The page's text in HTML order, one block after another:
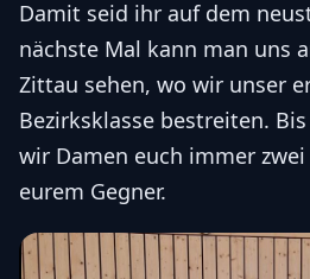
Damit seid ihr auf dem
nächste Mal kann man uns
Zittau sehen, wo wir unser
Bezirksklasse bestreiten.
wir Damen euch immer
eurem Gegner.